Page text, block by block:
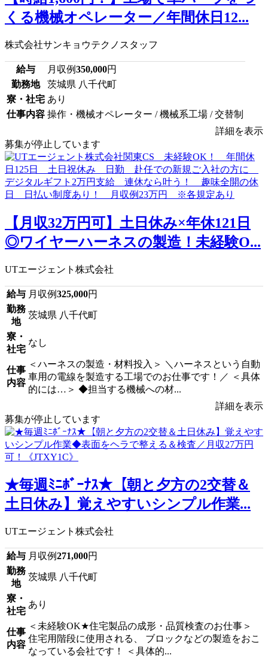
くる機械オペレーター／年間休日12...
株式会社サンキョウテクノスタッフ
給与 月収例350,000円
勤務地
茨城県 八千代町
寮・社宅 あり
仕事内容 操作・機械オペレーター / 機械系工場 / 交替制
詳細を表示
募集が停止しています
【月収32万円可】土日休み×年休121日
◎ワイヤーハーネスの製造！未経験O...
UTエージェント株式会社
給与 月収例325,000円
勤務
地
茨城県 八千代町
寮・
社宅
なし
仕事
内容
＜ハーネスの製造・材料投入＞ ＼ハーネスという自動
車用の電線を製造する工場でのお仕事です！／ ＜具体
的には…＞ ◆担当する機械への材...
詳細を表示
募集が停止しています
★毎週ﾐﾆﾎﾞｰﾅｽ★【朝と夕方の2交替＆
土日休み】覚えやすいシンプル作業...
UTエージェント株式会社
給与 月収例271,000円
勤務
地
茨城県 八千代町
寮・
社宅
あり
仕事
内容
＜未経験OK★住宅製品の成形・品質検査のお仕事＞
住宅用階段に使用される、 ブロックなどの製造をおこ
なっている会社です！ ＜具体的...